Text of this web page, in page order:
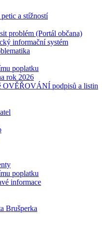
a stížností
problém (Portál občana)
informační systém
poplatku
rok 2026
OVĚŘOVÁNÍ podpisů a listin
poplatku
informace
Brušperka